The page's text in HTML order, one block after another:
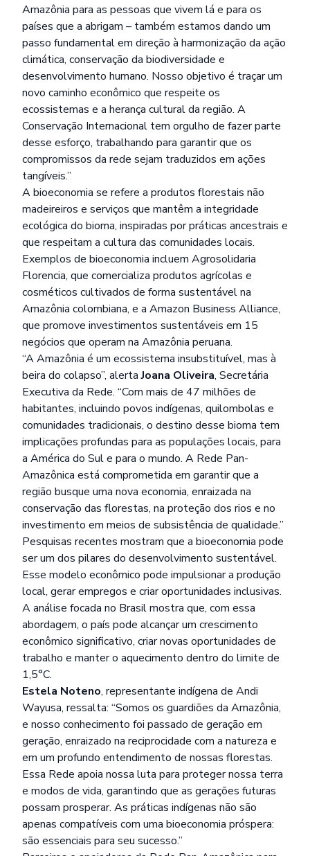
Amazônia para as pessoas que vivem lá e para os
países que a abrigam – também estamos dando um
passo fundamental em direção à harmonização da ação
climática, conservação da biodiversidade e
desenvolvimento humano. Nosso objetivo é traçar um
novo caminho econômico que respeite os
ecossistemas e a herança cultural da região. A
Conservação Internacional tem orgulho de fazer parte
desse esforço, trabalhando para garantir que os
compromissos da rede sejam traduzidos em ações
tangíveis.”
A bioeconomia se refere a produtos florestais não
madeireiros e serviços que mantêm a integridade
ecológica do bioma, inspiradas por práticas ancestrais e
que respeitam a cultura das comunidades locais.
Exemplos de bioeconomia incluem Agrosolidaria
Florencia, que comercializa produtos agrícolas e
cosméticos cultivados de forma sustentável na
Amazônia colombiana, e a Amazon Business Alliance,
que promove investimentos sustentáveis em 15
negócios que operam na Amazônia peruana.
“A Amazônia é um ecossistema insubstituível, mas à
beira do colapso”, alertaJoana Oliveira, Secretária
Executiva da Rede. “Com mais de 47 milhões de
habitantes, incluindo povos indígenas, quilombolas e
comunidades tradicionais, o destino desse bioma tem
implicações profundas para as populações locais, para
a América do Sul e para o mundo. A Rede Pan-
Amazônica está comprometida em garantir que a
região busque uma nova economia, enraizada na
conservação das florestas, na proteção dos rios e no
investimento em meios de subsistência de qualidade.”
Pesquisas recentes mostram que a bioeconomia pode
ser um dos pilares do desenvolvimento sustentável.
Esse modelo econômico pode impulsionar a produção
local, gerar empregos e criar oportunidades inclusivas.
A análise focada no Brasil mostra que, com essa
abordagem, o país pode alcançar um crescimento
econômico significativo, criar novas oportunidades de
trabalho e manter o aquecimento dentro do limite de
1,5°C.
Estela Noteno, representante indígena de Andi
Wayusa, ressalta: “Somos os guardiões da Amazônia,
e nosso conhecimento foi passado de geração em
geração, enraizado na reciprocidade com a natureza e
em um profundo entendimento de nossas florestas.
Essa Rede apoia nossa luta para proteger nossa terra
e modos de vida, garantindo que as gerações futuras
possam prosperar. As práticas indígenas não são
apenas compatíveis com uma bioeconomia próspera:
são essenciais para seu sucesso.”